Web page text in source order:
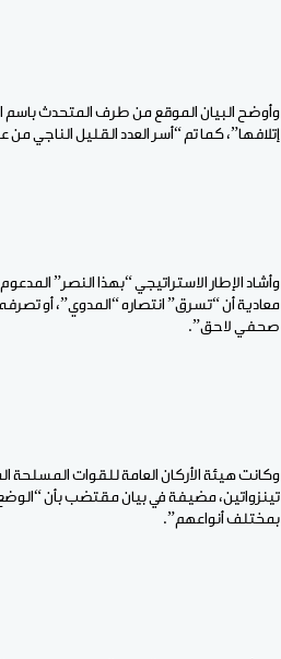
وأوضح البيان الموقع من طرف المتحدث باسم
إتلافها”، كما تم “أسر العدد القليل الناجي
وأشاد الإطار الاستراتيجي “بهذا النصر”
معادية أن “تسرق” انتصاره “المدوي”، أو
صحفي لاحق”.
تينزواتين، مضيفة في بيان مقتضب بأن
بمختلف أنواعهم”.